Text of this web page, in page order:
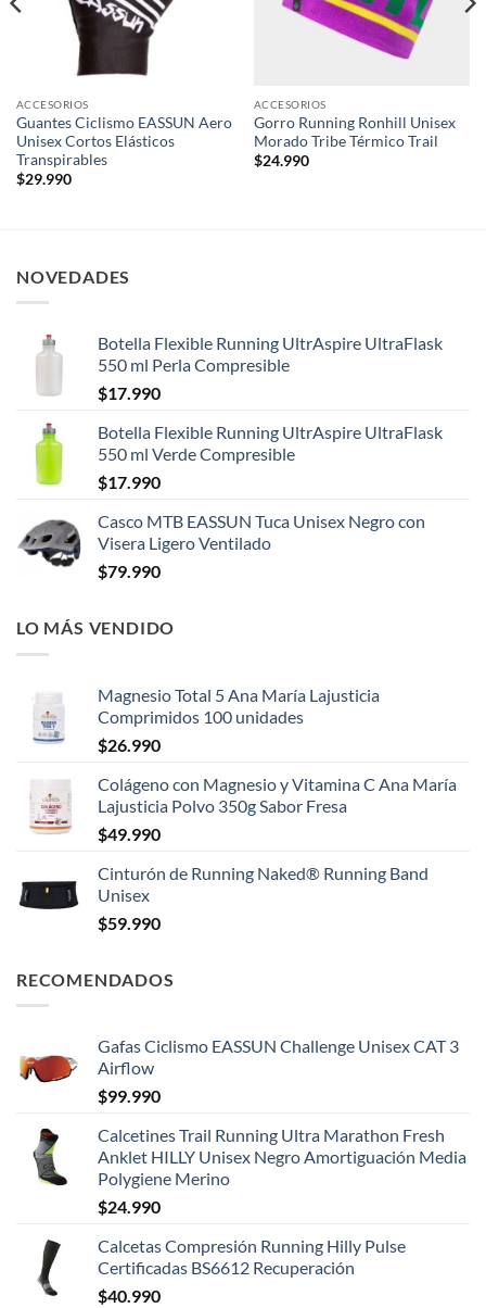
ACCESORIOS
Guantes Ciclismo EASSUN Aero
Unisex Cortos Elásticos
Transpirables
$29.990
ACCESORIOS
Gorro Running Ronhill Unisex
Morado Tribe Térmico Trail
$24.990
NOVEDADES
Botella Flexible Running UltrAspire UltraFlask
550 ml Perla Compresible
$17.990
Botella Flexible Running UltrAspire UltraFlask
550 ml Verde Compresible
$17.990
Casco MTB EASSUN Tuca Unisex Negro con
Visera Ligero Ventilado
$79.990
LO MÁS VENDIDO
Magnesio Total 5 Ana María Lajusticia
Comprimidos 100 unidades
$26.990
Colágeno con Magnesio y Vitamina C Ana María
Lajusticia Polvo 350g Sabor Fresa
$49.990
Cinturón de Running Naked® Running Band
Unisex
$59.990
RECOMENDADOS
Gafas Ciclismo EASSUN Challenge Unisex CAT 3
Airflow
$99.990
Calcetines Trail Running Ultra Marathon Fresh
Anklet HILLY Unisex Negro Amortiguación Media
Polygiene Merino
$24.990
Calcetas Compresión Running Hilly Pulse
Certificadas BS6612 Recuperación
$40.990